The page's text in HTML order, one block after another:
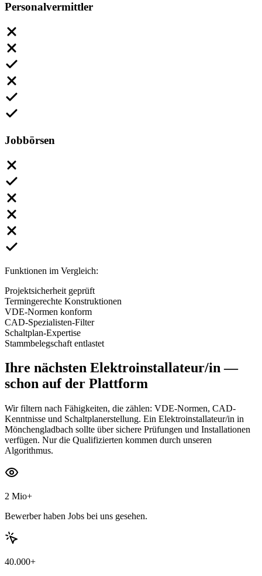
Personalvermittler
Jobbörsen
Funktionen im Vergleich:
Projektsicherheit geprüft
Termingerechte Konstruktionen
VDE-Normen konform
CAD-Spezialisten-Filter
Schaltplan-Expertise
Stammbelegschaft entlastet
Ihre nächsten Elektroinstallateur/in—
schon auf der Plattform
Wir filtern nach Fähigkeiten, die zählen: VDE-Normen, CAD-
Kenntnisse und Schaltplanerstellung. Ein Elektroinstallateur/in in
Mönchengladbach sollte über sichere Prüfungen und Installationen
verfügen. Nur die Qualifizierten kommen durch unseren
Algorithmus.
2 Mio+
Bewerber haben Jobs bei uns gesehen.
40.000+